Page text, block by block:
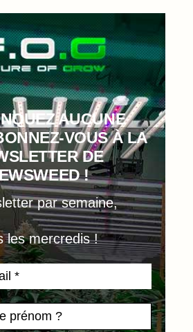
AUCUNE
VOUS À LA
DE
!
par semaine,
les mercredis !